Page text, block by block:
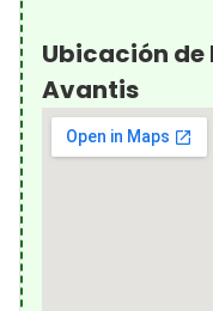
Ubicación de
Avantis